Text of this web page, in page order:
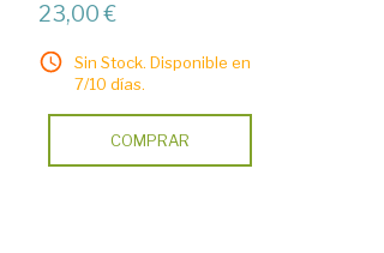
23,00 €
Sin Stock. Disponible en
7/10 días.
COMPRAR